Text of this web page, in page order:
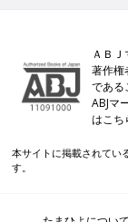
ＡＢ
著作権
である
ABJマ
はこ
本サイトに掲載されてい
す。